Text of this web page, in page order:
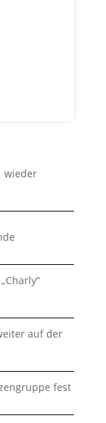
wieder
auf der
fest